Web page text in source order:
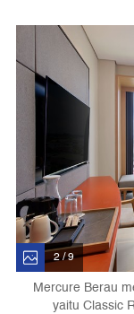
2 / 9
Mercure Berau
yaitu Classic